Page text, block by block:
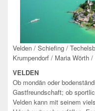
Velden / Schiefing /
Krumpendorf / Maria Wörth
VELDEN
Ob mondän oder
Gastfreundschaft; ob
Velden kann mit seinem